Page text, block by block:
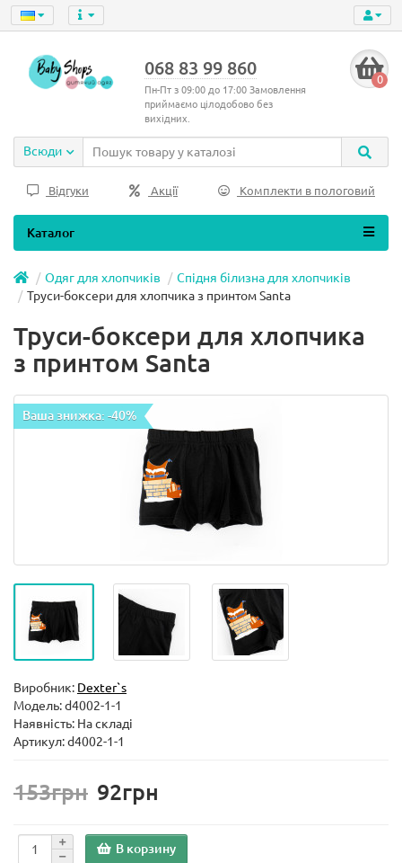
068 83 99 860
Пн-Пт з 09:00 до 17:00 Замовлення
приймаємо цілодобово без
вихідних.
0
Всюди
Відгуки Акції Комплекти в пологовий
Каталог
Одяг для хлопчиків
Спідня білизна для хлопчиків
Труси-боксери для хлопчика з принтом Santa
Труси-боксери для хлопчика
з принтом Santa
Ваша знижка: -40%
Виробник: Dexter`s
Модель:d4002-1-1
Наявність: На складі
Артикул: d4002-1-1
153грн 92грн
В корзину